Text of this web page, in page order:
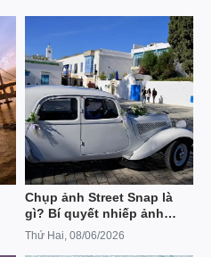
Chụp ảnh Street Snap là
gì? Bí quyết nhiếp ảnh
đường phố
Thứ Hai, 08/06/2026